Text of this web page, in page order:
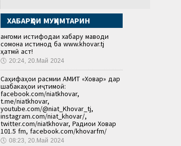
ХАБАРҲОИ МУҲИМТАРИН
Ҳангоми истифодаи хабару маводи
сомона истинод ба www.khovar.tj
ҳатмӣ аст!
🕔 20:24, 20.Май 2024
Саҳифаҳои расмии АМИТ «Ховар» дар
шабакаҳои иҷтимоӣ:
facebook.com/niatkhovar,
t.me/niatkhovar,
youtube.com/@niat_Khovar_tj,
instagram.com/niat_khovar/,
twitter.com/niatkhovar, Радиои Ховар
101.5 fm, facebook.com/khovarfm/
🕔 08:23, 20.Май 2024